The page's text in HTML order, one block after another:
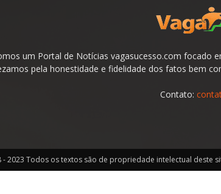
um Portal de Notícias vagasucesso.com focado
pela honestidade e fidelidade dos fatos bem
Contato:
- 2023 Todos os textos são de propriedade intelectual deste